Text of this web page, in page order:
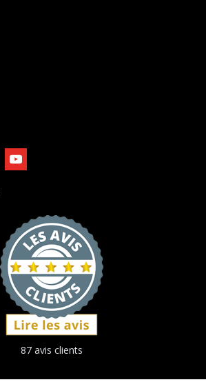
87 avis clients